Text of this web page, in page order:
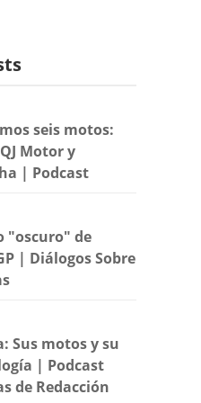
seis motos:
Motor y
| Podcast
"oscuro" de
| Diálogos Sobre
Sus motos y su
| Podcast
de Redacción